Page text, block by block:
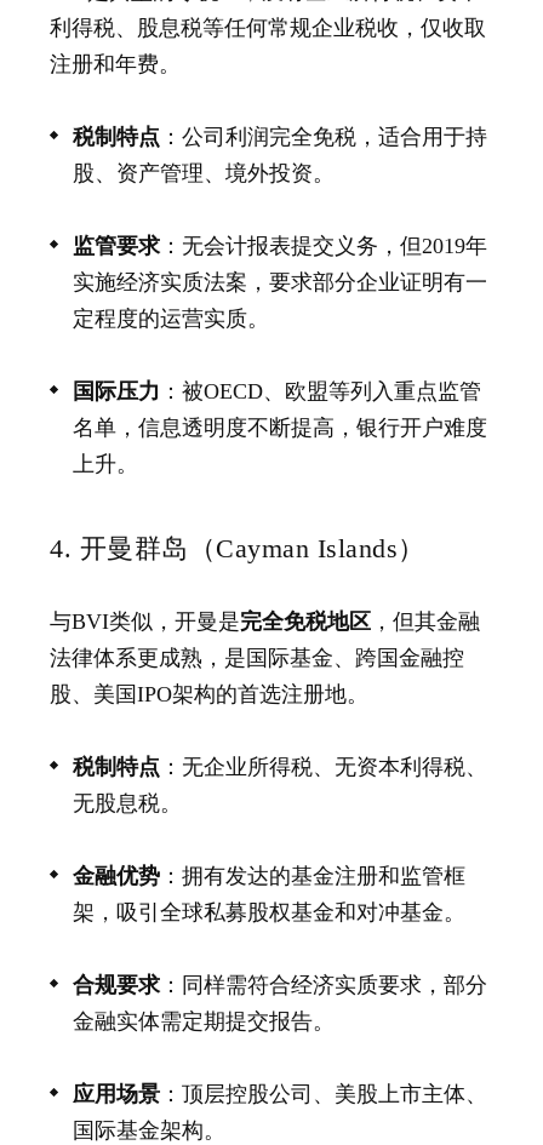
利得税、股息税等任何常规企业税收，仅收取
注册和年费。
税制特点 ：公司利润完全免税，适合用于持
股、资产管理、境外投资。
监管要求：无会计报表提交义务，但2019年
实施经济实质法案，要求部分企业证明有一
定程度的运营实质。
国际压力 ：被OECD、欧盟等列入重点监管
名单，信息透明度不断提高，银行开户难度
上升。
4. 开曼群岛（Cayman Islands）
与BVI类似，开曼是完全免税地区 ，但其金融
法律体系更成熟，是国际基金、跨国金融控
股、美国IPO架构的首选注册地。
税制特点 ：无企业所得税、无资本利得税、
无股息税。
金融优势：拥有发达的基金注册和监管框
架，吸引全球私募股权基金和对冲基金。
合规要求：同样需符合经济实质要求，部分
金融实体需定期提交报告。
应用场景：顶层控股公司、美股上市主体、
国际基金架构。